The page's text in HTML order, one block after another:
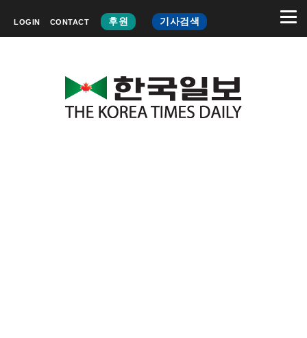
LOGIN CONTACT 후원 기사검색